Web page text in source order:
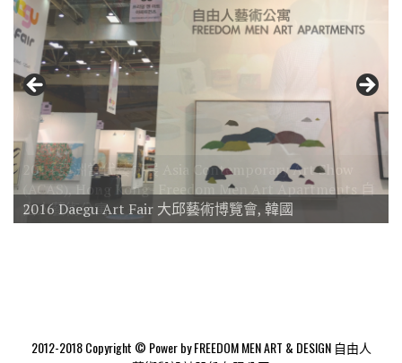
2016 Daegu Art Fair 大邱藝術博覽會, 韓國
2014 亞洲當代藝術展 Asia Contemporary Art Show
(ACAS), Hong Kong- Freedom Men Art Apartments 自
由人藝術公寓
2012-2018 Copyright © Power by FREEDOM MEN ART & DESIGN 自由人